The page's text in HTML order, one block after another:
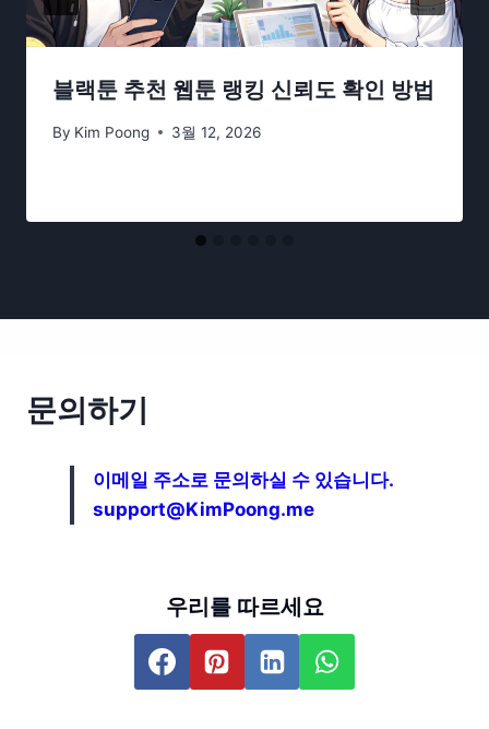
블랙툰 추천 웹툰 랭킹 신뢰도 확인 방법
By Kim Poong 3월 12, 2026
문의하기
이메일 주소로 문의하실 수 있습니다.
support@KimPoong.me
우리를 따르세요